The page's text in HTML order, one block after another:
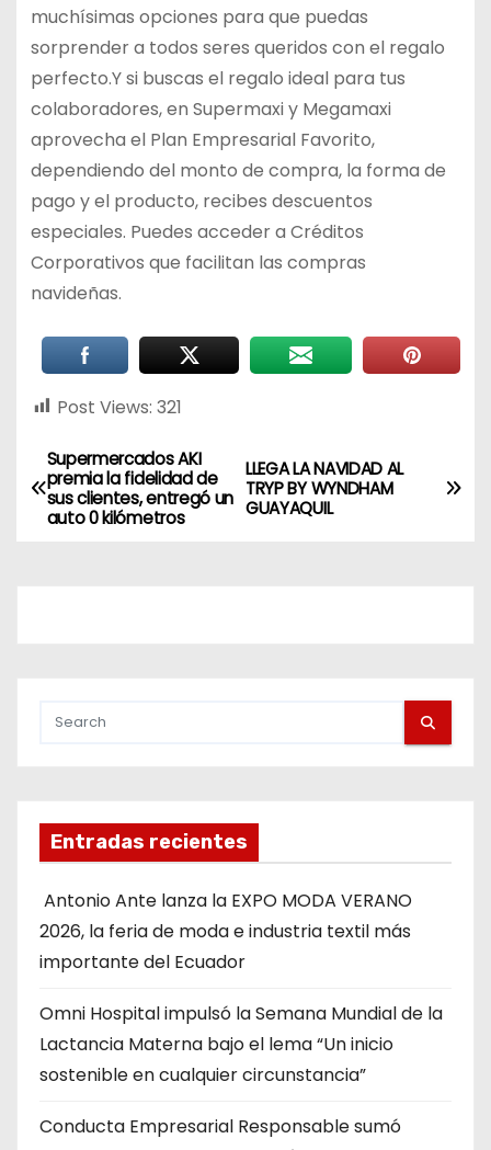
muchísimas opciones para que puedas
sorprender a todos seres queridos con el regalo
perfecto.Y si buscas el regalo ideal para tus
colaboradores, en Supermaxi y Megamaxi
aprovecha el Plan Empresarial Favorito,
dependiendo del monto de compra, la forma de
pago y el producto, recibes descuentos
especiales. Puedes acceder a Créditos
Corporativos que facilitan las compras
navideñas.
Post Views: 321
LLEGA LA NAVIDAD AL
TRYP BY WYNDHAM
GUAYAQUIL
Supermercados AKI
premia la fidelidad de
sus clientes, entregó un
auto 0 kilómetros
Entradas recientes
Antonio Ante lanza la EXPO MODA VERANO
2026, la feria de moda e industria textil más
importante del Ecuador
Omni Hospital impulsó la Semana Mundial de la
Lactancia Materna bajo el lema “Un inicio
sostenible en cualquier circunstancia”
Conducta Empresarial Responsable sumó